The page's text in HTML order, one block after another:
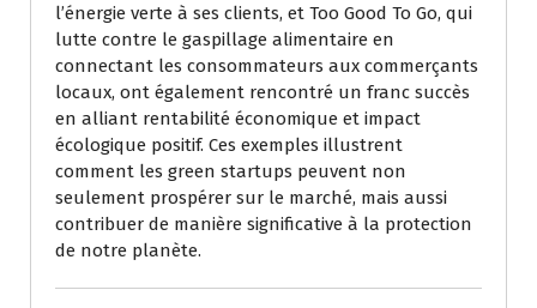
l’énergie verte à ses clients, et Too Good To Go, qui
lutte contre le gaspillage alimentaire en
connectant les consommateurs aux commerçants
locaux, ont également rencontré un franc succès
en alliant rentabilité économique et impact
écologique positif. Ces exemples illustrent
comment les green startups peuvent non
seulement prospérer sur le marché, mais aussi
contribuer de manière significative à la protection
de notre planète.